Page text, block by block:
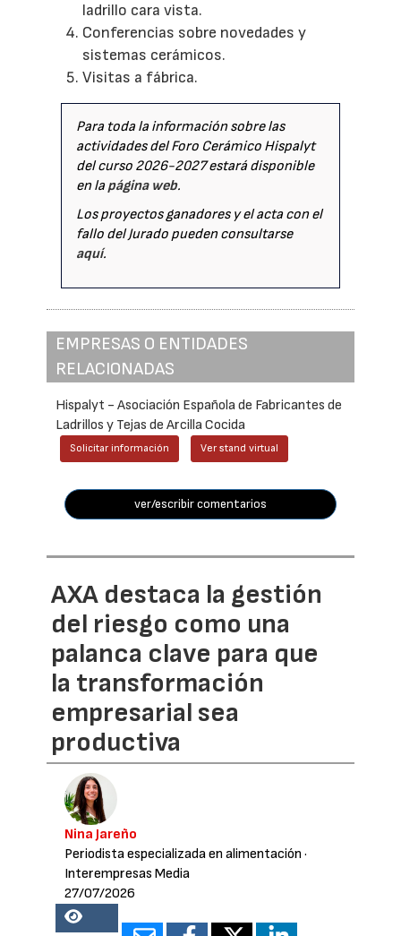
ladrillo cara vista.
Conferencias sobre novedades y
sistemas cerámicos.
Visitas a fábrica.
Para toda la información sobre las
actividades del Foro Cerámico Hispalyt
del curso 2026-2027 estará disponible
en lapágina web.
Los proyectos ganadores y el acta con el
fallo del Jurado pueden consultarse
aquí.
EMPRESAS O ENTIDADES
RELACIONADAS
Hispalyt - Asociación Española de Fabricantes de
Ladrillos y Tejas de Arcilla Cocida
Solicitar información Ver stand virtual
ver/escribir comentarios
AXA destaca la gestión
del riesgo como una
palanca clave para que
la transformación
empresarial sea
productiva
Nina Jareño
Periodista especializada en alimentación ·
Interempresas Media
27/07/2026